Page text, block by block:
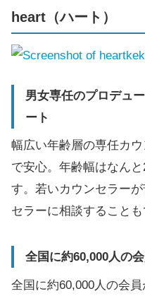
heart（ハート）
男女専任のプロデュ
ート
幅広い年齢層の専任カ
で安心。年齢幅はなん
す。若いカウンセラー
セラーに相談することも
全国に約60,000人の
全国に約60,000人の会